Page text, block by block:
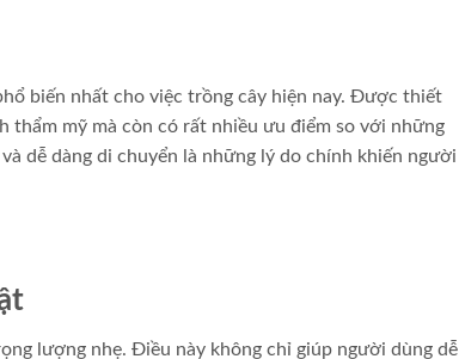
biến nhất cho việc trồng cây hiện nay. Được thiết
thẩm mỹ mà còn có rất nhiều ưu điểm so với những
dễ dàng di chuyển là những lý do chính khiến người
lượng nhẹ. Điều này không chỉ giúp người dùng dễ